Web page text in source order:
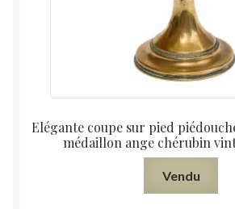
Elégante coupe sur pied
médaillon ange chérubin
Vendu